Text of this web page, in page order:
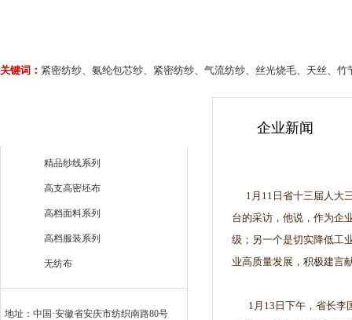
关键词： 紧密纺纱、氨纶包芯纱、紧密纺纱、气流纺纱、丝光烧毛、天丝、
精品纱线系列
高支高密坯布
高档面料系列
高档服装系列
无纺布
地址：中国·安徽省安庆市纺织南路80号
企业新闻
1月11日省十三届人大
台的采访，他说，作为企
级；另一个是切实降低工
业高质量发展，积极建言
1月13日下午，省长李